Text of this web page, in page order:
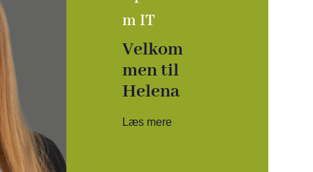
m IT
Velkom
men til
Helena
Læs mere